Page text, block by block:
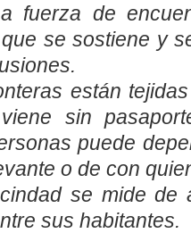
fuerza de
se sostiene y
están
sin
puede
o de con
se mide de
sus habitantes.